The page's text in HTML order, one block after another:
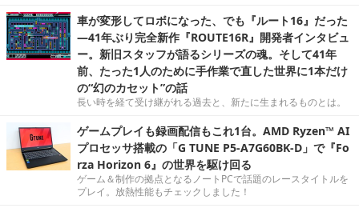
車が変形してロボになった、でも『ルート16』だった
―41年ぶり完全新作『ROUTE16R』開発者インタビュ
ー。新旧スタッフが語るシリーズの魂。そして41年
前、たった1人のために手作業で直した世界に1本だけ
の“幻のカセット”の話
長い時を経て受け継がれる過去と、新たに生まれるものとは。
ゲームプレイも録画配信もこれ1台。AMD Ryzen™ AI
プロセッサ搭載の「G TUNE P5-A7G60BK-D」で『Fo
rza Horizon 6』の世界を駆け回る
ゲーム＆制作の拠点となるノートPCで話題のレースタイトルを
プレイ。放熱性能もチェックしました！